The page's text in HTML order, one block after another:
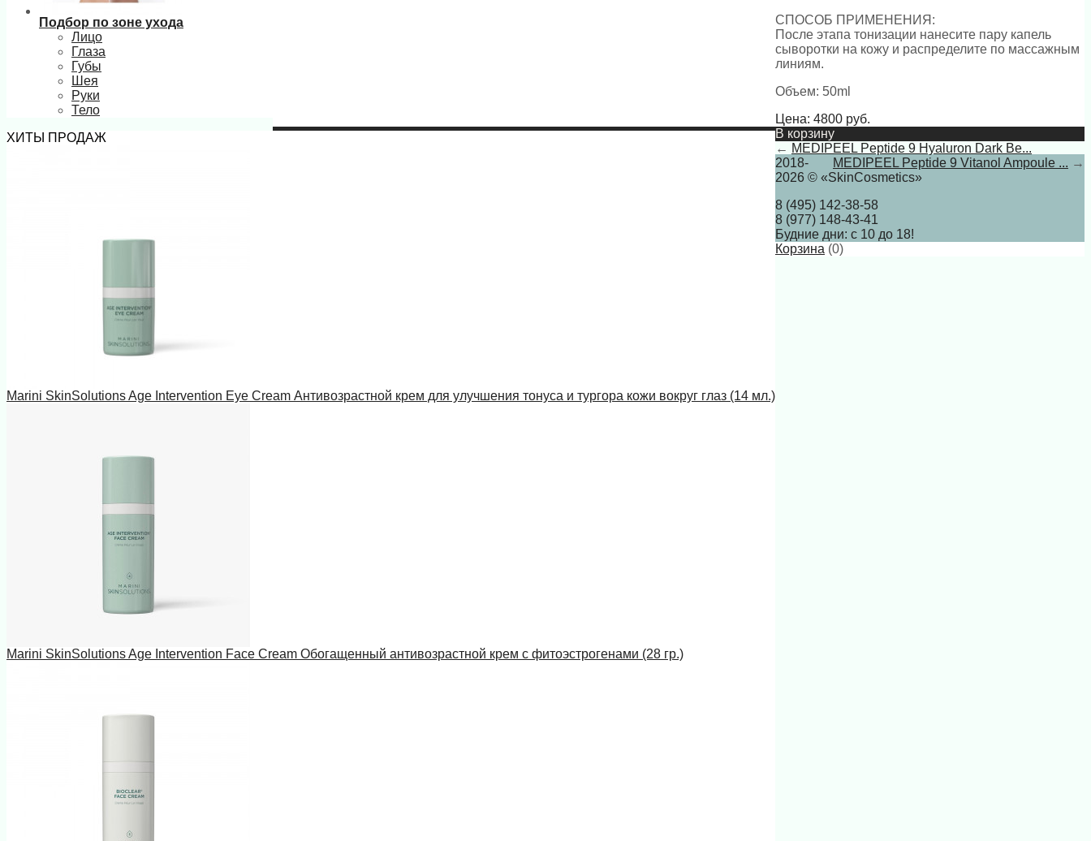
Подбор по зоне ухода
Лицо
Глаза
Губы
Шея
Руки
Тело
ХИТЫ ПРОДАЖ
Marini SkinSolutions Age Intervention Eye Cream Антивозрастной крем для улучшения тонуса и тургора кожи вокруг глаз (14 мл.)
Marini SkinSolutions Age Intervention Face Cream Обогащенный антивозрастной крем с фитоэстрогенами (28 гр.)
СПОСОБ ПРИМЕНЕНИЯ:
После этапа тонизации нанесите пару капель
сыворотки на кожу и распределите по массажным
линиям.
Объем: 50ml
Цена: 4800 руб.
В корзину
← MEDIPEEL Peptide 9 Hyaluron Dark Be...
MEDIPEEL Peptide 9 Vitanol Ampoule ... →
2018-
2026 © «SkinCosmetics»
8 (495) 142-38-58
8 (977) 148-43-41
Будние дни: с 10 до 18!
Корзина (0)